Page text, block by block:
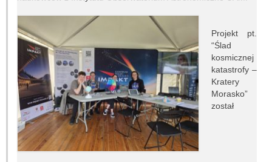
Ogłoszenia i dokumenty
POPULARYZACJA
Wykłady otwarte
Pokazy nieba
Lekcje astronomii
Projekt pt.
“Ślad
kosmicznej
katastrofy –
Kratery
Morasko”
został